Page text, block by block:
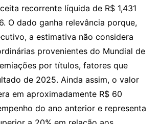
recorrente líquida de R$ 1,431
O dado ganha relevância porque,
a estimativa não considera
provenientes do Mundial de
por títulos, fatores que
de 2025. Ainda assim, o valor
em aproximadamente R$ 60
do ano anterior e representa